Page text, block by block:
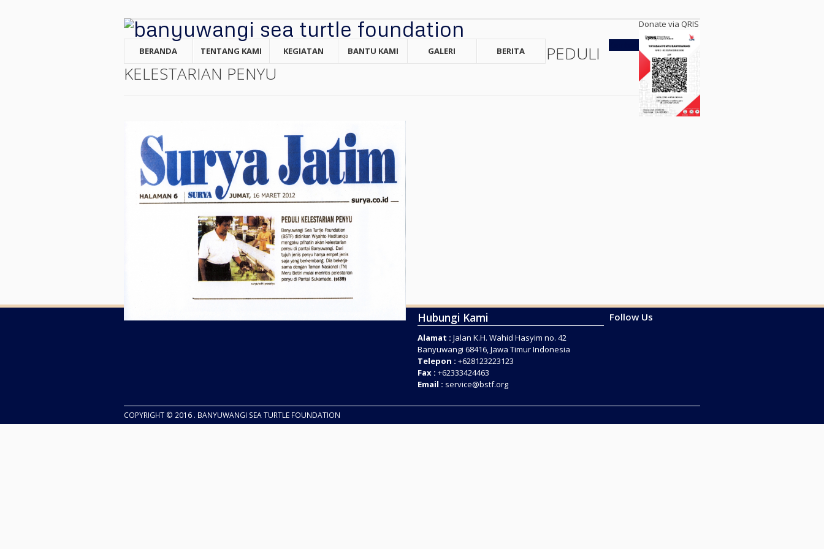
Donate via QRIS
BERANDA TENTANG KAMI KEGIATAN BANTU KAMI GALERI BERITA
PEDULI
KELESTARIAN PENYU
Hubungi Kami
Alamat : Jalan K.H. Wahid Hasyim no. 42
Banyuwangi 68416, Jawa Timur Indonesia
Telepon : +628123223123
Fax : +62333424463
Email : service@bstf.org
Follow Us
COPYRIGHT © 2016 . BANYUWANGI SEA TURTLE FOUNDATION